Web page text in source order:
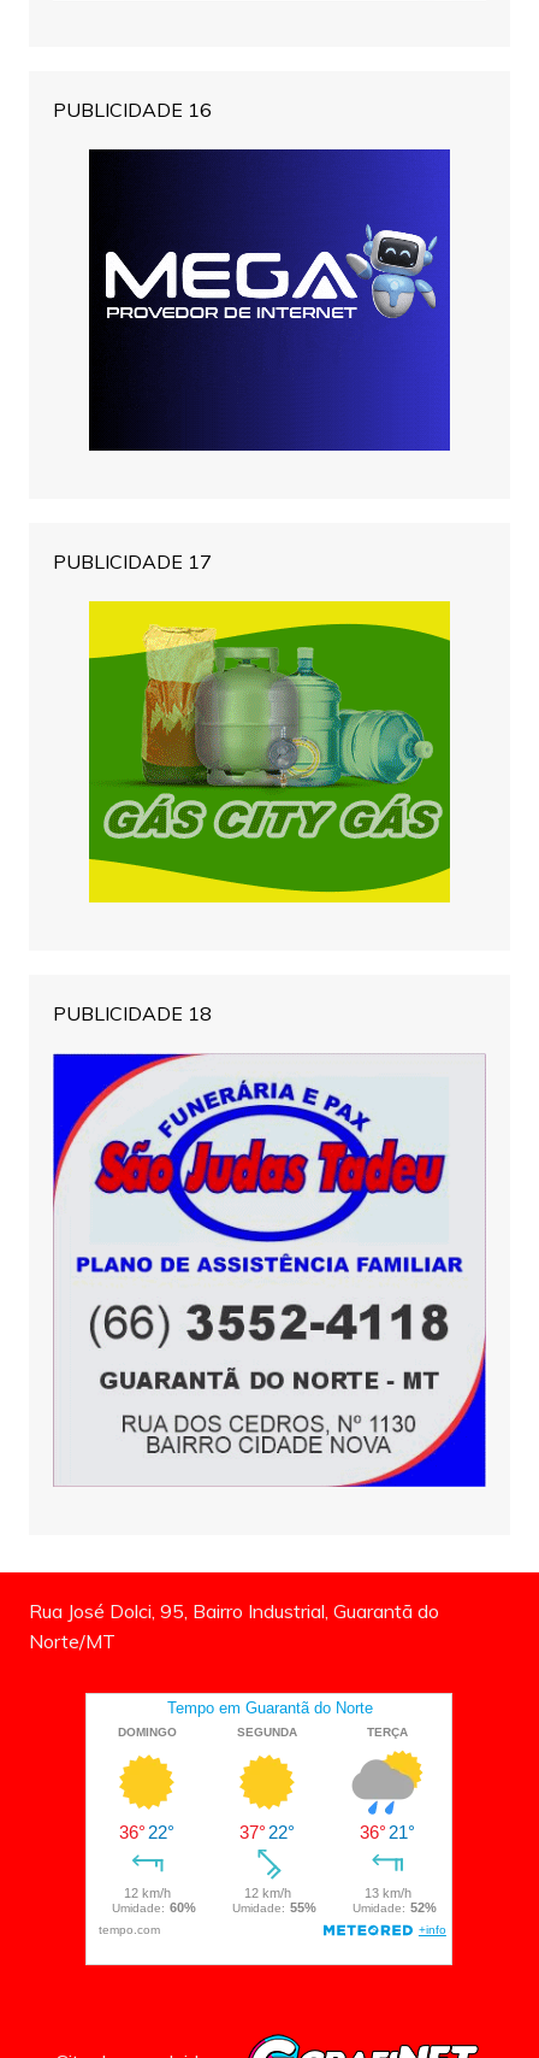
PUBLICIDADE 16
PUBLICIDADE 17
PUBLICIDADE 18
Rua José Dolci, 95, Bairro Industrial, Guarantã do
Norte/MT